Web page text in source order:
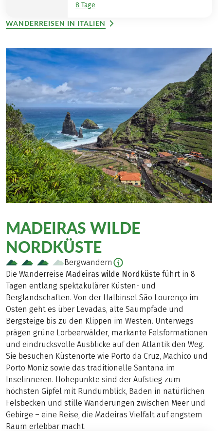
8 Tage
WANDERREISEN IN ITALIEN
MADEIRAS WILDE
NORDKÜSTE
Bergwandern
Die Wanderreise Madeiras wilde Nordküste führt in 8
Tagen entlang spektakulärer Küsten- und
Berglandschaften. Von der Halbinsel São Lourenço im
Osten geht es über Levadas, alte Saumpfade und
Bergsteige bis zu den Klippen im Westen. Unterwegs
prägen grüne Lorbeerwälder, markante Felsformationen
und eindrucksvolle Ausblicke auf den Atlantik den Weg.
Sie besuchen Küstenorte wie Porto da Cruz, Machico und
Porto Moniz sowie das traditionelle Santana im
Inselinneren. Höhepunkte sind der Aufstieg zum
höchsten Gipfel mit Rundumblick, Baden in natürlichen
Felsbecken und stille Wanderungen zwischen Meer und
Gebirge – eine Reise, die Madeiras Vielfalt auf engstem
Raum erlebbar macht.